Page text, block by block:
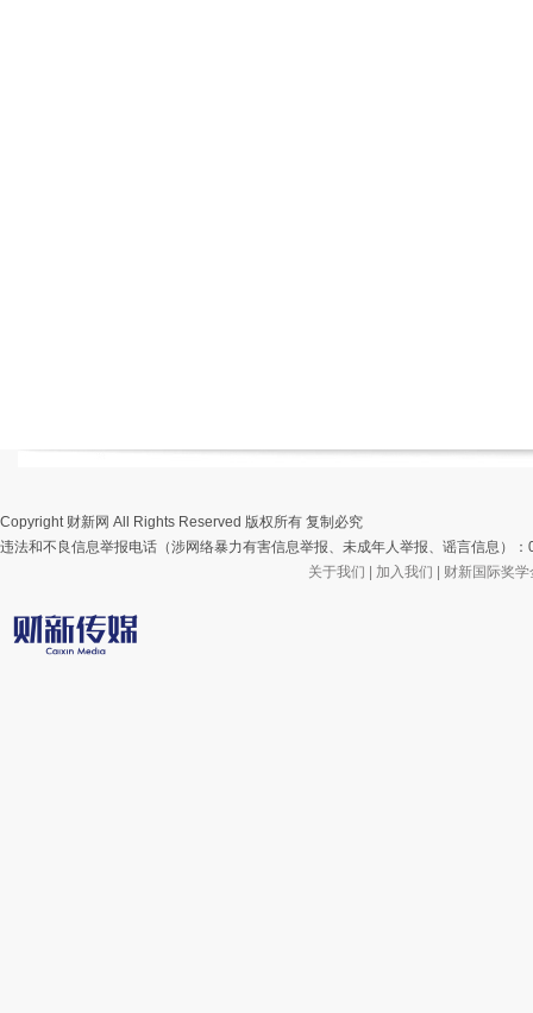
Copyright 财新网 All Rights Reserved 版权所有 复制必究
违法和不良信息举报电话（涉网络暴力有害信息举报、未成年人举报、谣言信息
关于我们
加入我们 财新国际奖学